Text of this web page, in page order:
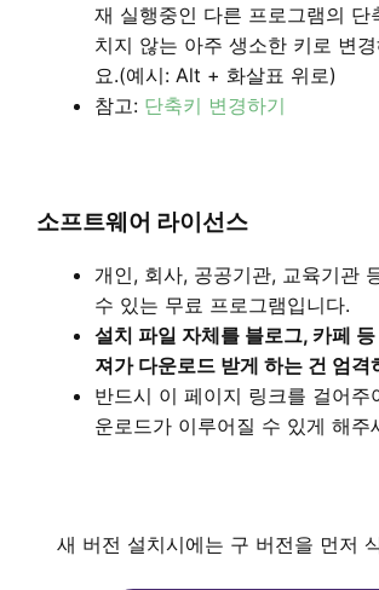
재 실행중인 다른 프로그램의 단
치지 않는 아주 생소한 키로 변
요.(예시: Alt + 화살표 위로)
참고: 단축키 변경하기
소프트웨어 라이선스
개인, 회사, 공공기관, 교육기관
수 있는 무료 프로그램입니다.
설치 파일 자체를 블로그, 카페
져가 다운로드 받게 하는 건 엄격
반드시 이 페이지 링크를 걸어주
운로드가 이루어질 수 있게 해주
새 버전 설치시에는 구 버전을 먼저